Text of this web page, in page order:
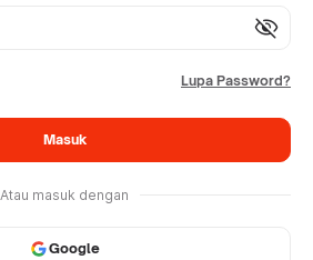
visibility_off
Lupa Password?
Masuk
Atau masuk dengan
Google